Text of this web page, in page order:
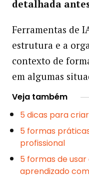
detalhada
Ferramentas de
estrutura e a
contexto de
em algumas
Veja também
5 dicas para
5 formas
profissional
5 formas de
aprendizado